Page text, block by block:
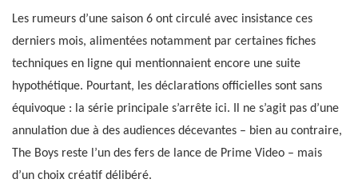
Les rumeurs d’une saison 6 ont circulé avec insistance ces
derniers mois, alimentées notamment par certaines fiches
techniques en ligne qui mentionnaient encore une suite
hypothétique. Pourtant, les déclarations officielles sont sans
équivoque : la série principale s’arrête ici. Il ne s’agit pas d’une
annulation due à des audiences décevantes – bien au contraire,
The Boys reste l’un des fers de lance de Prime Video – mais
d’un choix créatif délibéré.